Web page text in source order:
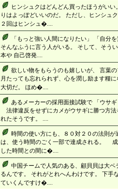
ヒンシュクはどんどん買ったほうがい
りはよっぽどいいのだ。 ただし、ヒンシュ
２回はヒンシュ�....
「もっと強い人間になりたい」 「自分
そんなふうに言う人がいる。 そして、そう
本や 自己啓発....
欲しい物をもらうのも嬉しいが、 言葉
月たっても忘れられず、心を潤し励ます糧
大切だ。 ほめ�....
あるメーカーの採用面接試験で 「ウサ
法律違反をせずにカメがウサギに勝つ方
れたそうです。 ....
時間の使い方にも、８０対２０の法則
は、使う時間のごく一部で達成される。
した時間との間に�....
中国チームで人気のある、顧貝貝は大
るんです。 それがとれへんわけです。 下手
ていくんですけ�....